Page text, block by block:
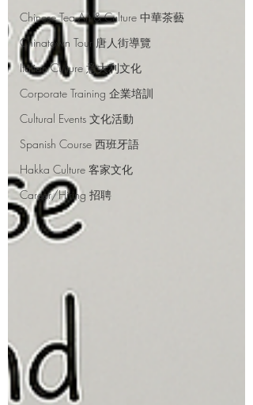
Chinese Tea Art & Culture 中華茶藝
Chinatown Tour 唐人街導覽
Italian Culture 意大利文化
Corporate Training 企業培訓
Cultural Events 文化活動
Spanish Course 西班牙語
Hakka Culture 客家文化
Career/Hiring 招聘